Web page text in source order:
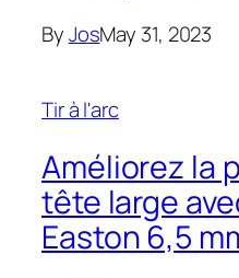
ByJosMay 31, 2023
Tir à l'arc
Améliorez la
tête large
Easton 6,5